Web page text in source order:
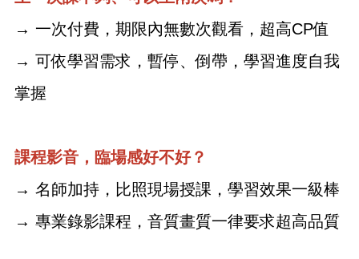
→ 一次付費，期限內無數次觀看，超高CP值
→ 可依學習需求，暫停、倒帶，學習進度自我
掌握
課程影音，臨場感好不好？
→ 名師加持，比照現場授課，學習效果一級棒
→ 專業錄影課程，音質畫質一律要求超高品質